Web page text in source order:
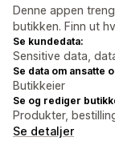
Denne appen
butikken. Finn ut
Se kundedata:
Sensitive data,
Se data om ansatte
Butikkeier
Se og rediger
Produkter,
Se detaljer